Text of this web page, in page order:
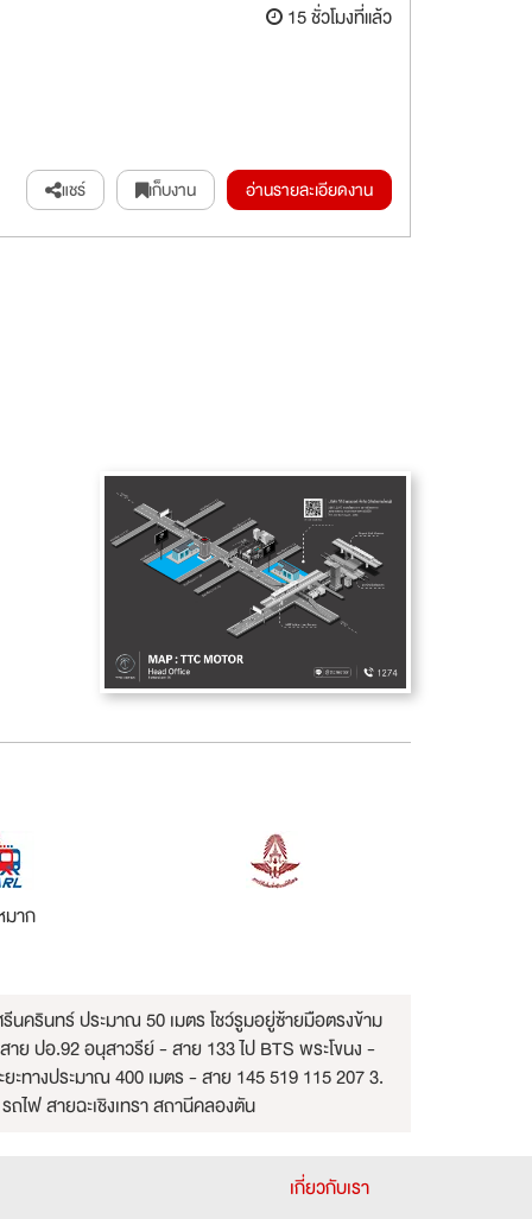
15 ชั่วโมงที่แล้ว
แชร์ เก็บงาน อ่านรายละเอียดงาน
าก
ครินทร์ ประมาณ 50 เมตร โชว์รูมอยู่ซ้ายมือตรงข้าม
ปอ.92 อนุสาวรีย์ - สาย 133 ไป BTS พระโขนง -
ทางประมาณ 400 เมตร - สาย 145 519 115 207 3.
ไฟ สายฉะเชิงเทรา สถานีคลองตัน
เกี่ยวกับเรา